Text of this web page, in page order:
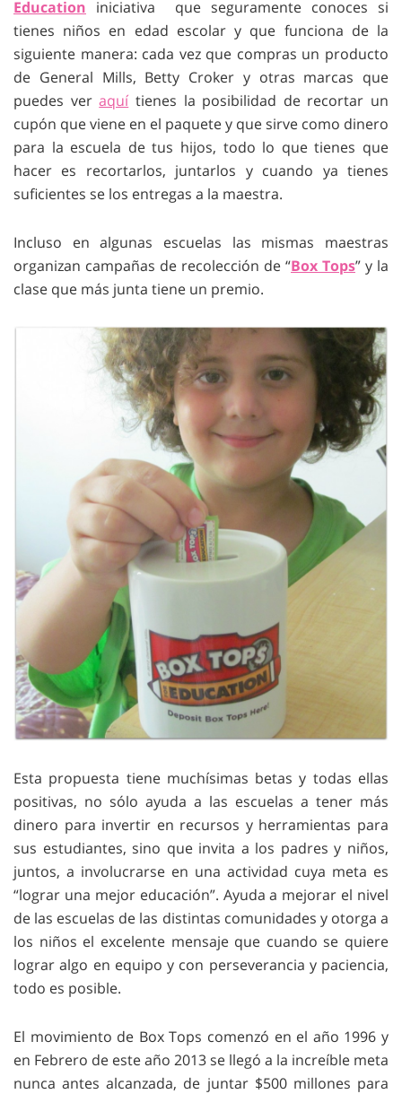
Education iniciativa que seguramente conoces si
tienes niños en edad escolar y que funciona de la
siguiente manera: cada vez que compras un producto
de General Mills, Betty Croker y otras marcas que
puedes veraquí tienes la posibilidad de recortar un
cupón que viene en el paquete y que sirve como dinero
para la escuela de tus hijos, todo lo que tienes que
hacer es recortarlos, juntarlos y cuando ya tienes
suficientes se los entregas a la maestra.
Incluso en algunas escuelas las mismas maestras
organizan campañas de recolección de “Box Tops” y la
clase que más junta tiene un premio.
Esta propuesta tiene muchísimas betas y todas ellas
positivas, no sólo ayuda a las escuelas a tener más
dinero para invertir en recursos y herramientas para
sus estudiantes, sino que invita a los padres y niños,
juntos, a involucrarse en una actividad cuya meta es
“lograr una mejor educación”. Ayuda a mejorar el nivel
de las escuelas de las distintas comunidades y otorga a
los niños el excelente mensaje que cuando se quiere
lograr algo en equipo y con perseverancia y paciencia,
todo es posible.
El movimiento de Box Tops comenzó en el año 1996 y
en Febrero de este año 2013 se llegó a la increíble meta
nunca antes alcanzada, de juntar $500 millones para